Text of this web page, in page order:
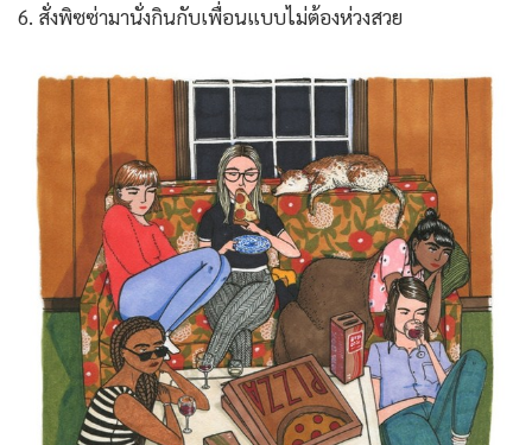
6. สั่งพิซซ่ามานั่งกินกับเพื่อนแบบไม่ต้องห่วงสวย